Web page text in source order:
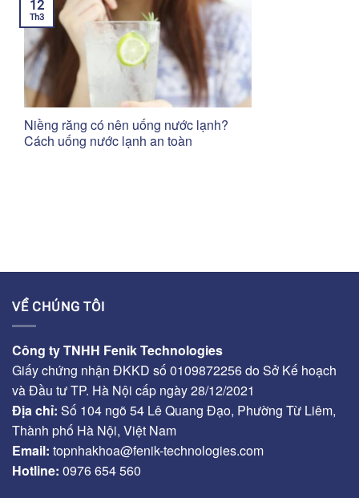
Niềng răng có nên uống nước lạnh?
Cách uống nước lạnh an toàn
12
Th3
VỀ CHÚNG TÔI
Công ty TNHH Fenik Technologies
Giấy chứng nhận ĐKKD số 0109872256 do Sở Kế hoạch
và Đầu tư TP. Hà Nội cấp ngày 28/12/2021
Địa chỉ: Số 104 ngõ 54 Lê Quang Đạo, Phường Từ Liêm,
Thành phố Hà Nội, Việt Nam
Email: topnhakhoa@fenik-technologies.com
Hotline: 0976 654 560